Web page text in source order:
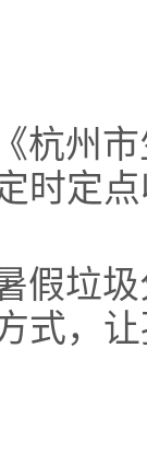
杭州
时定
假垃
式，